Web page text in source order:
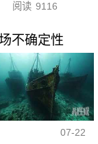
阅读 9116
不确定性
07-22